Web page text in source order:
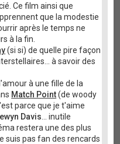
Ce film ainsi que
que la modestie
après le temps ne
à la fin.
(si si) de quelle pire façon
à savoir des
à une fille de la
Match Point(de woody
parce que je t'aime
Davis ... inutile
restera une des plus
suis pas fan des rencards